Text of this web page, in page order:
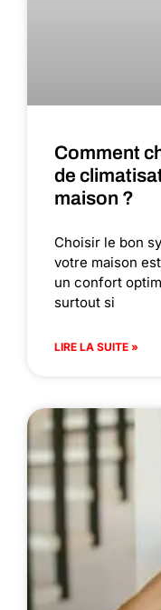
Comment
de
maison ?
Choisir le bon
votre maison
un confort
surtout si
LIRE LA SUITE »